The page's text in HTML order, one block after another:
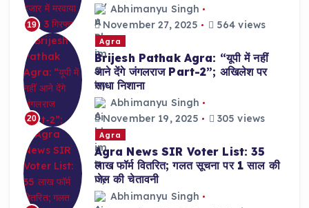
19
Abhimanyu Singh
November 27, 2025
564 views
20
Agra
Brijesh Pathak Agra: “यूपी में नहीं
आने देंगे जंगलराज Part-2”; अखिलेश पर
साधा निशाना
Abhimanyu Singh
November 19, 2025
305 views
Agra
Agra News SIR Voter List: 35
लाख फॉर्म वितरित; गलत सूचना पर 1 साल की
जेल की चेतावनी
Abhimanyu Singh